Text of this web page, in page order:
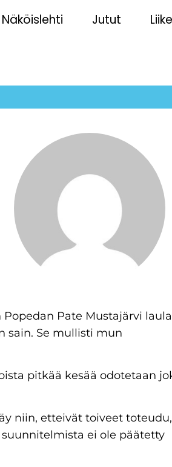
Näköislehti Jutut
Pate Mustajärvi
sain. Se mullisti mun
pitkää kesää odotetaan
niin, etteivät toiveet toteudu,
ei ole päätetty